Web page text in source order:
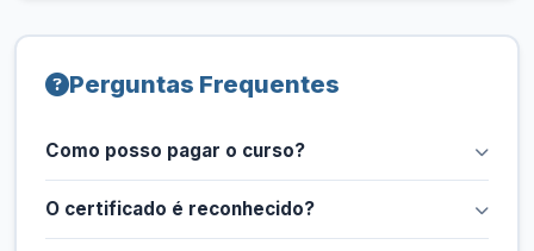
Perguntas Frequentes
Como posso pagar o curso?
O certificado é reconhecido?